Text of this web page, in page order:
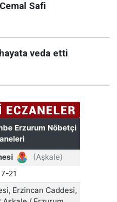
Safi
veda etti